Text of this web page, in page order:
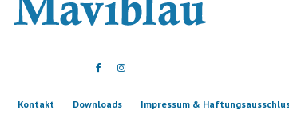
Kontakt Downloads Impressum &